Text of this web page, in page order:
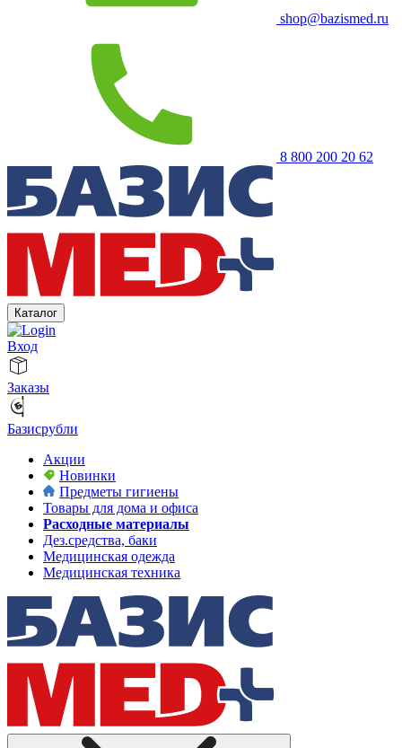
shop@bazismed.ru
8 800 200 20 62
Каталог
Вход
Заказы
Базисрубли
Акции
Новинки
Предметы гигиены
Товары для дома и офиса
Расходные материалы
Дез.средства, баки
Медицинская одежда
Медицинская техника